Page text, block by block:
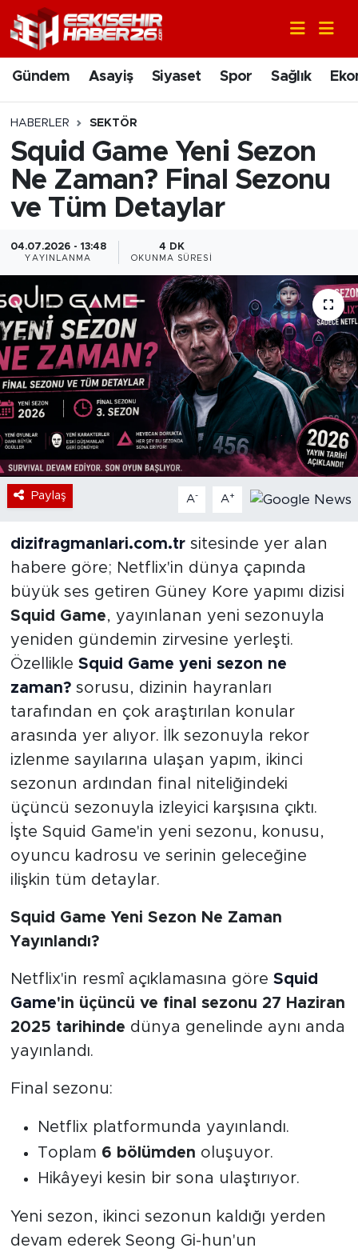
Gündem Asayiş Siyaset Spor Sağlık
HABERLER SEKTÖR
Squid Game Yeni Sezon
Ne Zaman? Final Sezonu
ve Tüm Detaylar
04.07.2026 - 13:48
YAYINLANMA
4 DK
OKUNMA SÜRESI
Paylaş A- A+
dizifragmanlari.com.trsitesinde yer alan
habere göre; Netflix'in dünya çapında
büyük ses getiren Güney Kore yapımı dizisi
Squid Game, yayınlanan yeni sezonuyla
yeniden gündemin zirvesine yerleşti.
Özellikle Squid Game yeni sezon ne
zaman?sorusu, dizinin hayranları
tarafından en çok araştırılan konular
arasında yer alıyor. İlk sezonuyla rekor
izlenme sayılarına ulaşan yapım, ikinci
sezonun ardından final niteliğindeki
üçüncü sezonuyla izleyici karşısına çıktı.
İşte Squid Game'in yeni sezonu, konusu,
oyuncu kadrosu ve serinin geleceğine
ilişkin tüm detaylar.
Squid Game Yeni Sezon Ne Zaman
Yayınlandı?
Netflix'in resmî açıklamasına göre Squid
Game'in üçüncü ve final sezonu 27 Haziran
2025 tarihinde dünya genelinde aynı anda
yayınlandı.
Final sezonu:
Netflix platformunda yayınlandı.
Toplam 6 bölümden oluşuyor.
Hikâyeyi kesin bir sona ulaştırıyor.
Yeni sezon, ikinci sezonun kaldığı yerden
devam ederek Seong Gi-hun'un
Gündem
Asayiş
Siyaset
Spor
Ekonomi
Eğitim
Sanat
Bölge
Magazin
Dünya
Sektör
Nöbetçi Eczaneler
Hava Durumu
Trafik Durumu
Süper Lig Puan Durumu ve Fikstür
Son Dakika Haberleri
Haber Arşivi